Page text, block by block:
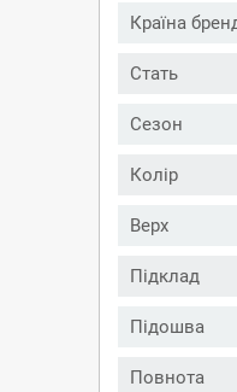
Країна
Стать
Сезон
Колір
Верх
Підклад
Підошва
Повнота